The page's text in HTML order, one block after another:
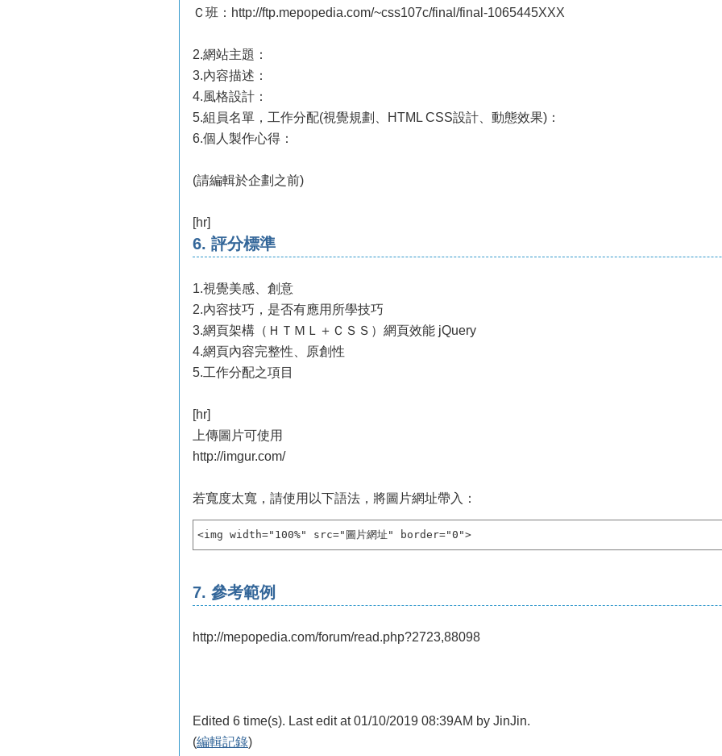
Ｃ班：http://ftp.mepopedia.com/~css107c/final/final-1065445XXX
2.網站主題：
3.內容描述：
4.風格設計：
5.組員名單，工作分配(視覺規劃、HTML CSS設計、動態效果)：
6.個人製作心得：
(請編輯於企劃之前)
[hr]
6. 評分標準
1.視覺美感、創意
2.內容技巧，是否有應用所學技巧
3.網頁架構（ＨＴＭＬ＋ＣＳＳ）網頁效能 jQuery
4.網頁內容完整性、原創性
5.工作分配之項目
[hr]
上傳圖片可使用
http://imgur.com/
若寬度太寬，請使用以下語法，將圖片網址帶入：
<img width="100%" src="圖片網址" border="0">
7. 參考範例
http://mepopedia.com/forum/read.php?2723,88098
Edited 6 time(s). Last edit at 01/10/2019 08:39AM by JinJin.
(編輯記錄)